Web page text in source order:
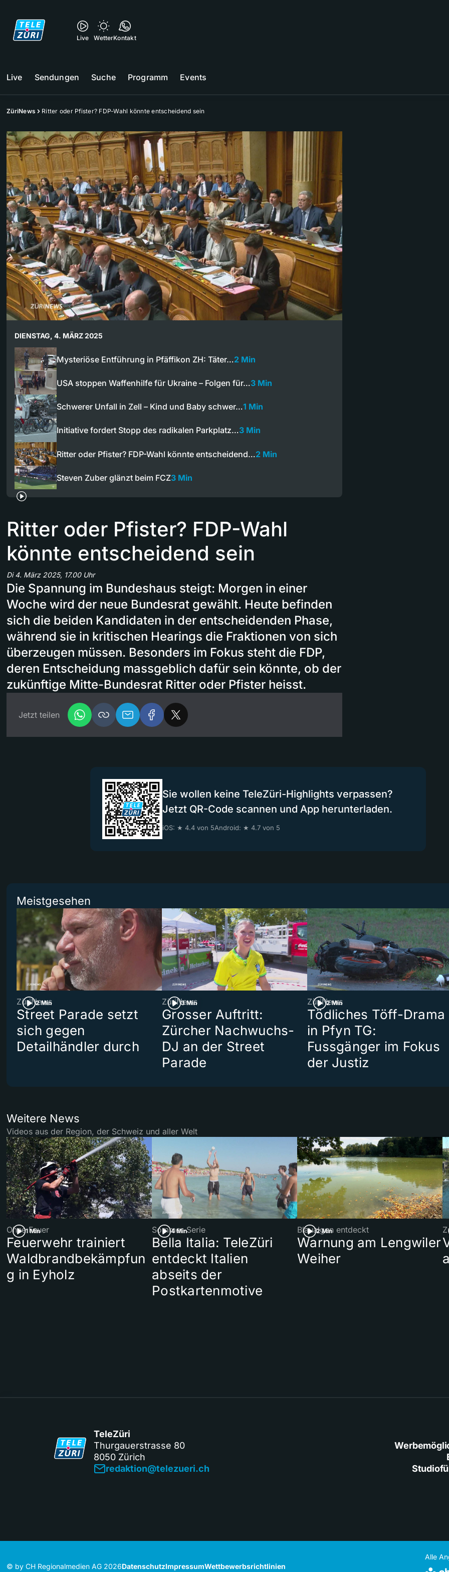
Live WetterKontakt
Live Sendungen Suche Programm Events
ZüriNews Ritter oder Pfister? FDP-Wahl könnte entscheidend sein
DIENSTAG, 4. MÄRZ 2025
Mysteriöse Entführung in Pfäffikon ZH: Täter…2 Min
USA stoppen Waffenhilfe für Ukraine – Folgen für…3 Min
Schwerer Unfall in Zell – Kind und Baby schwer…1 Min
Initiative fordert Stopp des radikalen Parkplatz…3 Min
Ritter oder Pfister? FDP-Wahl könnte entscheidend…2 Min
Steven Zuber glänzt beim FCZ3 Min
Ritter oder Pfister? FDP-Wahl
könnte entscheidend sein
Di 4. März 2025, 17.00 Uhr
Die Spannung im Bundeshaus steigt: Morgen in einer
Woche wird der neue Bundesrat gewählt. Heute befinden
sich die beiden Kandidaten in der entscheidenden Phase,
während sie in kritischen Hearings die Fraktionen von sich
überzeugen müssen. Besonders im Fokus steht die FDP,
deren Entscheidung massgeblich dafür sein könnte, ob der
zukünftige Mitte-Bundesrat Ritter oder Pfister heisst.
Jetzt teilen
Sie wollen keine TeleZüri-Highlights verpassen?
Jetzt QR-Code scannen und App herunterladen.
iOS: ★ 4.4 von 5Android: ★ 4.7 von 5
Meistgesehen
2 Min
ZüriNews
Street Parade setzt
sich gegen
Detailhändler durch
3 Min
ZüriNews
Grosser Auftritt:
Zürcher Nachwuchs-
DJ an der Street
Parade
2 Min
ZüriNews
Tödliches Töff-Drama
in Pfyn TG:
Fussgänger im Fokus
der Justiz
Weitere News
Videos aus der Region, der Schweiz und aller Welt
1 Min
Ohne Feuer
Feuerwehr trainiert
Waldbrandbekämpfun
g in Eyholz
4 Min
Sommer-Serie
Bella Italia: TeleZüri
entdeckt Italien
abseits der
Postkartenmotive
2 Min
Blaualgen entdeckt
Warnung am Lengwiler
Weiher
TeleZüri
Thurgauerstrasse 80
8050 Zürich
redaktion@telezueri.ch
© by CH Regionalmedien AG 2026DatenschutzImpressumWettbewerbsrichtlinien
Alle